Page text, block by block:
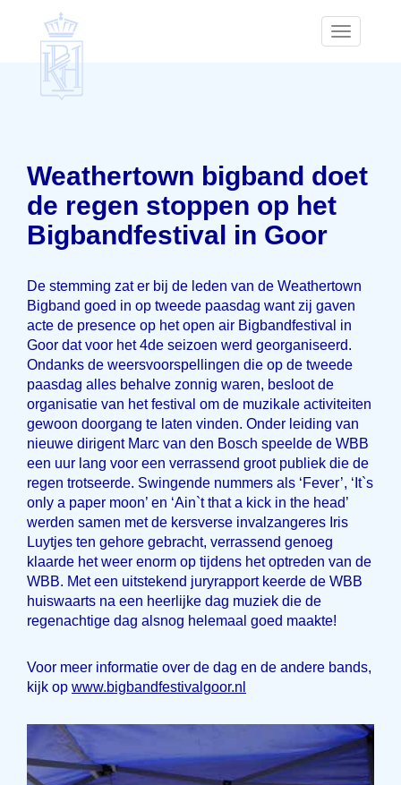
Toggle
Weathertown bigband doet
de regen stoppen op het
Bigbandfestival in Goor
De stemming zat er bij de leden van de Weathertown
Bigband goed in op tweede paasdag want zij gaven
acte de presence op het open air Bigbandfestival in
Goor dat voor het 4de seizoen werd georganiseerd.
Ondanks de weersvoorspellingen die op de tweede
paasdag alles behalve zonnig waren, besloot de
organisatie van het festival om de muzikale activiteiten
gewoon doorgang te laten vinden. Onder leiding van
nieuwe dirigent Marc van den Bosch speelde de WBB
een uur lang voor een verrassend groot publiek die de
regen trotseerde. Swingende nummers als ‘Fever’, ‘It`s
only a paper moon’ en ‘Ain`t that a kick in the head’
werden samen met de kersverse invalzangeres Iris
Luytjes ten gehore gebracht, verrassend genoeg
klaarde het weer enorm op tijdens het optreden van de
WBB. Met een uitstekend juryrapport keerde de WBB
huiswaarts na een heerlijke dag muziek die de
regenachtige dag alsnog helemaal goed maakte!
Voor meer informatie over de dag en de andere bands,
kijk op www.bigbandfestivalgoor.nl